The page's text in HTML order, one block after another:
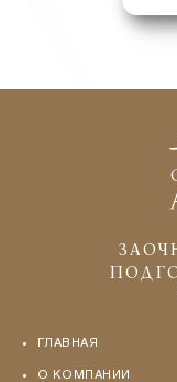
ГЛАВНАЯ
О КОМПАНИИ